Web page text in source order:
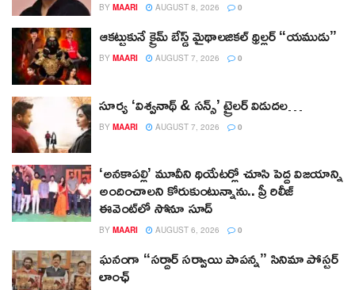
BY MAARI AUGUST 8, 2026 0
ఆకట్టుకునే క్రైమ్ బేస్డ్ మైథాలజికల్ థ్రిల్లర్ “యముడు”
BY MAARI AUGUST 7, 2026 0
సూర్య ‘విశ్వనాథ్ & సన్స్’ ట్రైలర్ విడుదల…
BY MAARI AUGUST 7, 2026 0
‘అనకాపల్లి’ మూవీని థియేటర్లో చూసి పెద్ద విజయాన్ని
అందించాలని కోరుకుంటున్నాను.. ప్రీ రిలీజ్
ఈవెంట్‌లో సోనూ సూద్
BY MAARI AUGUST 6, 2026 0
ఘనంగా “సర్దార్ సర్వాయి పాపన్న” సినిమా పోస్టర్
లాంఛ్